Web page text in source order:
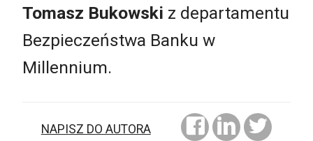
Tomasz Bukowski z departamentu
Bezpieczeństwa Banku w
Millennium.
NAPISZ DO AUTORA